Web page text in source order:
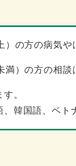
の方の病気や
）の方の相談
。
韓国語、ベト